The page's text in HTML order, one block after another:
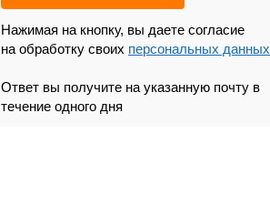
Нажимая на кнопку, вы даете согласие
на обработку своих персональных данных
Ответ вы получите на указанную почту в
течение одного дня